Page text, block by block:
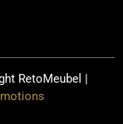
RetoMeubel |